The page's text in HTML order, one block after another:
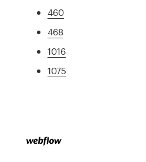
460
468
1016
1075